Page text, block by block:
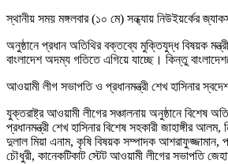
স্থানীয় সময় মঙ্গলবার (১০ মে) সন্ধ্যায় নিউইয়র্কের
অনুষ্ঠানে প্রধান অতিথির বক্তব্যে মুক্তিযুদ্ধ বিষয়ক
বাংলাদেশ অদম্য গতিতে এগিয়ে যাচ্ছে। কিন্তু
আওয়ামী লীগ সভাপতি ও প্রধানমন্ত্রী শেখ হাসিনার
যুক্তরাষ্ট্র আওয়ামী লীগের সঞ্চালনায় অনুষ্ঠানে
প্রধানমন্ত্রী শেখ হাসিনার বিশেষ সহকারী জাহাঙ্গীর
দুলাল মিয়া এনাম, কৃষি বিষয়ক সম্পাদক আশরাফুজ্জামান,
চৌধুরী, কানেকটিকাট স্টেট আওয়ামী লীগের সভাপতি